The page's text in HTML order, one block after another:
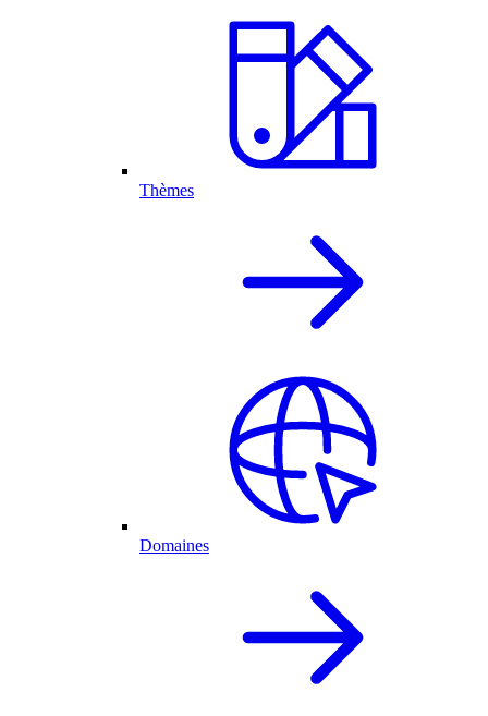
Thèmes
Domaines